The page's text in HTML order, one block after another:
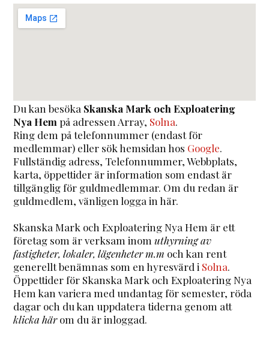
Du kan besöka Skanska Mark och Exploatering
Nya Hem på adressen Array, Solna.
Ring dem på telefonnummer (endast för
medlemmar) eller sök hemsidan hos Google.
Fullständig adress, Telefonnummer, Webbplats,
karta, öppettider är information som endast är
tillgänglig för guldmedlemmar. Om du redan är
guldmedlem, vänligen logga in här.
Skanska Mark och Exploatering Nya Hem är ett
företag som är verksam inomuthyrning av
fastigheter, lokaler, lägenheter m.m och kan rent
generellt benämnas som en hyresvärd i Solna.
Öppettider för Skanska Mark och Exploatering Nya
Hem kan variera med undantag för semester, röda
dagar och du kan uppdatera tiderna genom att
klicka härom du är inloggad.